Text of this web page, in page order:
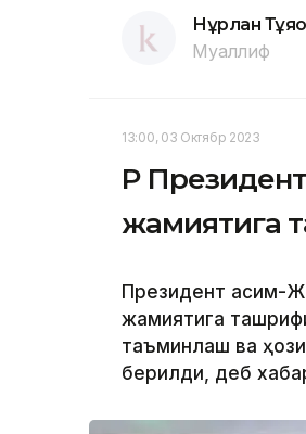
Нұрлан
Муаллиф
13:00, 03 Октябр 2023
ҚР
жамиятига
Президент Қасим-
жамиятига
таъминлаш ва
берилди, деб